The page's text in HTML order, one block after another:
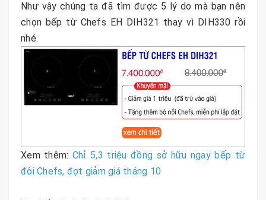
Như vậy chúng ta đã tìm được 5 lý do mà bạn nên
chọn bếp từ Chefs EH DIH321 thay vì DIH330 rồi
nhé.
Xem thêm: Chỉ 5,3 triệu đồng sở hữu ngay bếp từ
đôi Chefs, đợt giảm giá tháng 10